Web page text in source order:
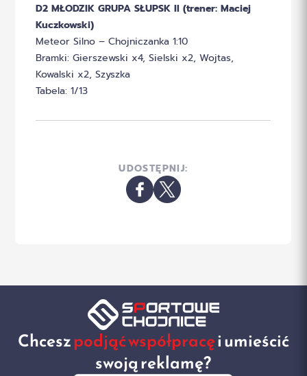
D2 MŁODZIK GRUPA SŁUPSK II (trener: Maciej
Kuczkowski)
Meteor Silno – Chojniczanka 1:10
Bramki: Gierszewski x4, Sielski x2, Wojtas,
Kowalski x2, Szyszka
Tabela: 1/13
UDOSTĘPNIJ:
Chceszpodjąć współpracęi umieścić
swoją reklamę?